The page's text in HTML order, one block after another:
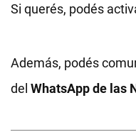
Si querés, podés
Además, podés
del WhatsApp de las